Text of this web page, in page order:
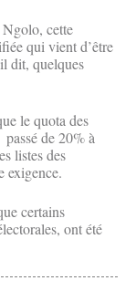
Ngolo, cette
qui vient d’être
dit, quelques
le quota des
de 20% à
listes des
exigence.
certains
ont été